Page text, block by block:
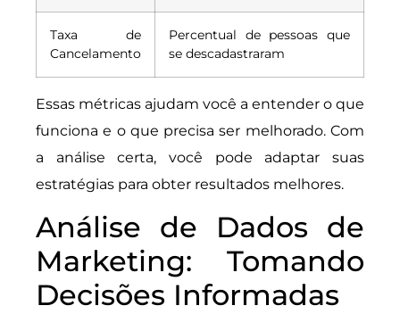
Taxa de
Cancelamento
Percentual de pessoas que
se descadastraram
Essas métricas ajudam você a entender o que
funciona e o que precisa ser melhorado. Com
a análise certa, você pode adaptar suas
estratégias para obter resultados melhores.
Análise de Dados de
Marketing: Tomando
Decisões Informadas